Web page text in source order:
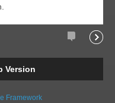
Comments
Version
Framework